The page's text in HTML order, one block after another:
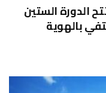
الدورة الستين
بالهوية